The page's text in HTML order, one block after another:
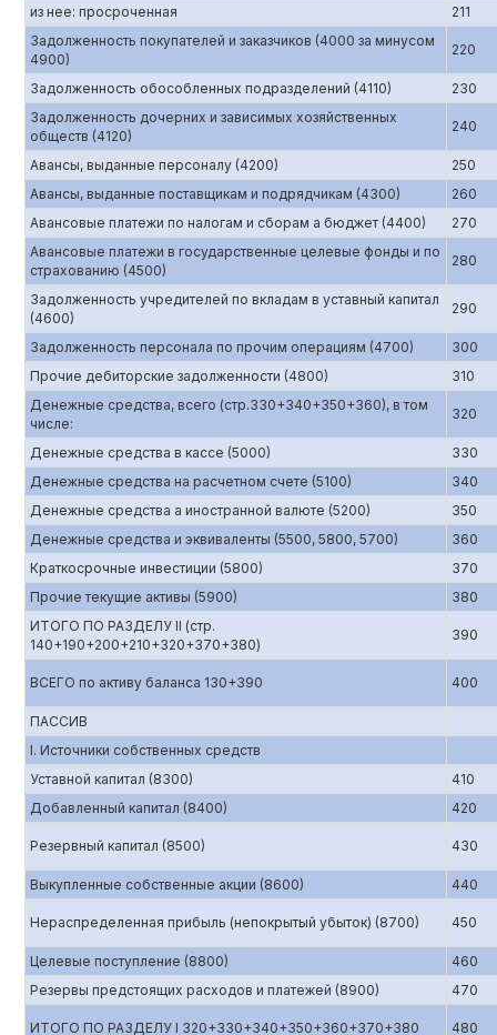
из нее: просроченная
211
Задолженность покупателей и заказчиков (4000 за минусом
4900)
220
Задолженность обособленных подразделений (4110)
230
Задолженность дочерних и зависимых хозяйственных
обществ (4120)
240
Авансы, выданные персоналу (4200)
250
Авансы, выданные поставщикам и подрядчикам (4300)
260
Авансовые платежи по налогам и сборам а бюджет (4400)
270
Авансовые платежи в государственные целевые фонды и по
страхованию (4500)
280
Задолженность учредителей по вкладам в уставный капитал
(4600)
290
Задолженность персонала по прочим операциям (4700)
300
Прочие дебиторские задолженности (4800)
310
Денежные средства, всего (стр.330+340+350+360), в том
числе:
320
Денежные средства в кассе (5000)
330
Денежные средства на расчетном счете (5100)
340
Денежные средства а иностранной валюте (5200)
350
Денежные средства и эквиваленты (5500, 5800, 5700)
360
Краткосрочные инвестиции (5800)
370
Прочие текущие активы (5900)
380
ИТОГО ПО РАЗДЕЛУ II (стр.
140+190+200+210+320+370+380)
390
ВСЕГО по активу баланса 130+390 400
ПАССИВ
I. Источники собственных средств
Уставной капитал (8300)
410
Добавленный капитал (8400)
420
Резервный капитал (8500) 430
Выкупленные собственные акции (8600) 440
Нераспределенная прибыль (непокрытый убыток) (8700) 450
Целевые поступление (8800)
460
Резервы предстоящих расходов и платежей (8900)
470
ИТОГО ПО РАЗДЕЛУ I 320+330+340+350+360+370+380 480